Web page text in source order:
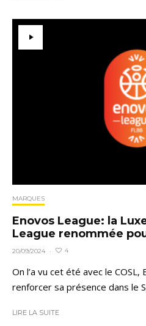
MARQUES
Enovos League: la
League renommée
20/09/2024 · 4
On l’a vu cet été avec le COSL,
renforcer sa présence dans le
LIRE LA SUITE